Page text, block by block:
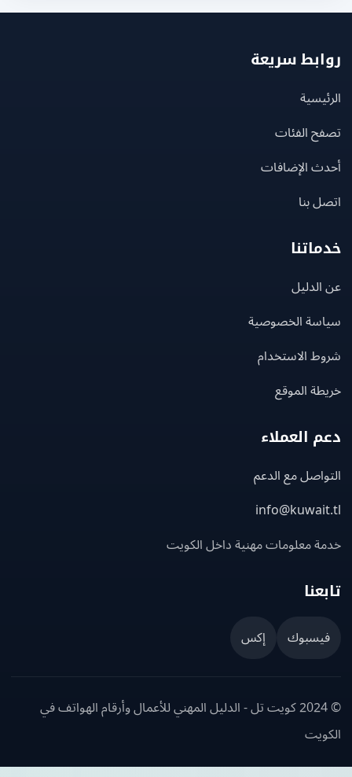
سريعة
الفئات
الإضافات
بنا
الخصوصية
الاستخدام
الموقع
العملاء
مع الدعم
معلومات مهنية داخل الكويت
إكس
© 2024 كويت تل - الدليل المهني للأعمال وأرقام الهواتف في